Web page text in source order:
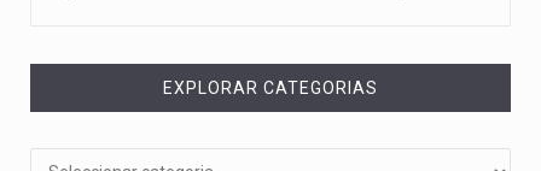
EXPLORAR CATEGORIAS